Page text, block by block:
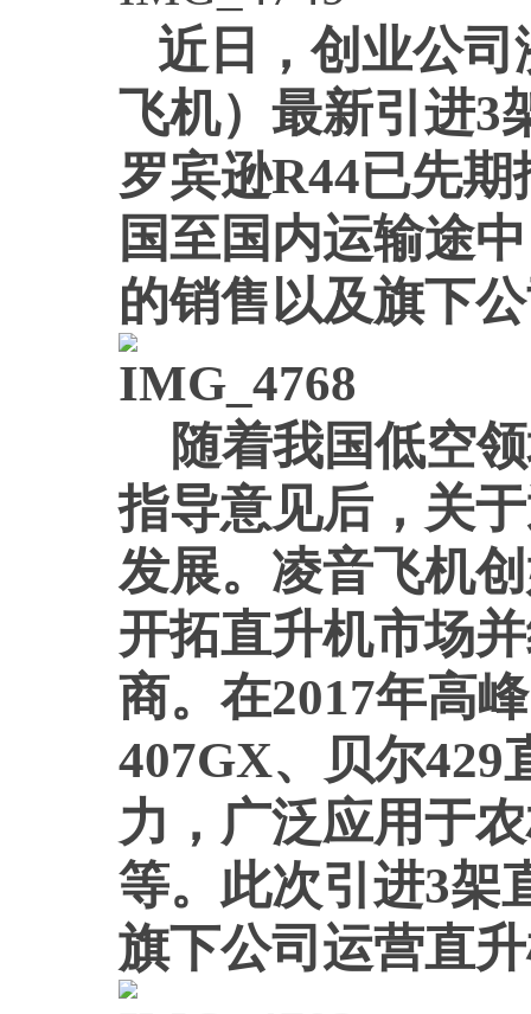
近日，创业公
飞机）最新引进3
罗宾逊R44已先
国至国内运输途
的销售以及旗下
随着我国低空
指导意见后，关
发展。凌音飞机
开拓直升机市场
商。在2017年高
407GX、贝尔429
力，广泛应用于
等。此次引进3架
旗下公司运营直